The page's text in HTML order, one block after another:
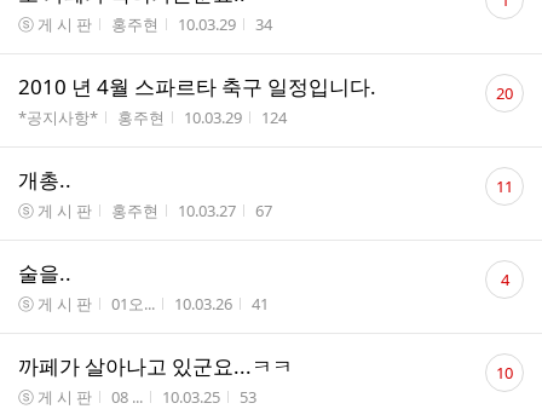
게시판명
ⓢ 게 시 판 작성자
홍주현 작성시간
10.03.29 조회수
34
글
2010 년 4월 스파르타 축구 일정입니다.
게시판명
*공지사항* 작성자
홍주현 작성시간
10.03.29 조회수
124
댓
글20
개총..
게시판명
ⓢ 게 시 판 작성자
홍주현 작성시간
10.03.27 조회수
67
댓
글11
술을..
게시판명
ⓢ 게 시 판 작성자
01오... 작성시간
10.03.26 조회수
41
댓
글 4
까페가 살아나고 있군요...ㅋㅋ
게시판명
ⓢ 게 시 판 작성자
08 ... 작성시간
10.03.25 조회수
53
댓
글10